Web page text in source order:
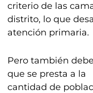
criterio de las
distrito, lo que
atención primaria.
Pero también
que se presta a la
cantidad de